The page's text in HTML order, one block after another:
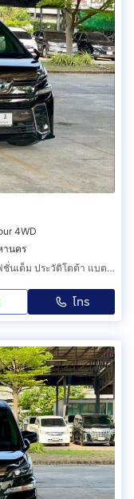
4WD
านคร
Vellfire Hybrid ZR แท้ 15 2.5 ไฮบริด มือเดียว ออฟชั่นเต็ม ประวัติโตต้า แบตไฮบริดเพิ่งเปลี่ยน มีวารันตีถึง 25 กพ 69 ฟิล์ม พรม ฯ ทุกอย่างครบ
โทร